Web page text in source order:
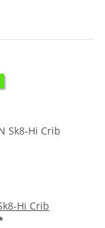
Hi Crib